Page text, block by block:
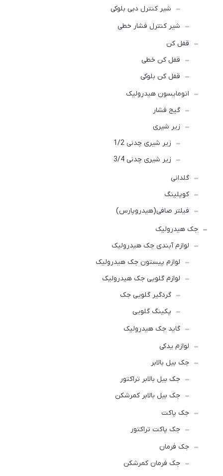
شیر کنترل دبی بلوکی
شیر کنترل فشار خطی
قفل کن
قفل کن خطی
قفل کن بلوکی
اتومایسون هیدرولیک
گیج فشار
زیر شیری
زیر شیری چدنی 1/2
زیر شیری چدنی 3/4
گلدانی
کوپلینگ
فیلتر صافی(هیدروپارس)
جک هیدرولیک
لوازم آبندی جک هیدرولیک
لوازم پیستون جک هیدرولیک
لوازم گلویی جک هیدرولیک
گردگیر گلویی جک
پکینگ گلویی
گاید جک هیدرولیک
لوازم یدکی
جک بیل بالابر
جک بیل بالابر تراکتور
جک بیل بالابر کمرشکن
جک پاکت
جک پاکت تراکتور
جک فرمان
جک فرمان کمرشکن